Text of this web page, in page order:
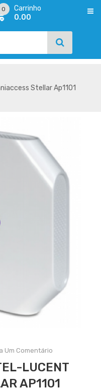
0
Carrinho
0.00
Stellar Ap1101
Um Comentário
LUCENT
AP1101